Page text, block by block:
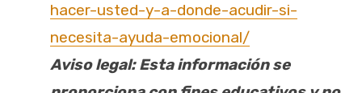
hacer-usted-y-a-donde-acudir-si-
necesita-ayuda-emocional/
Aviso legal: Esta información se